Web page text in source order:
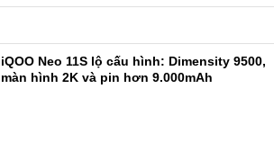
iQOO Neo 11S lộ cấu hình: Dimensity 9500,
màn hình 2K và pin hơn 9.000mAh